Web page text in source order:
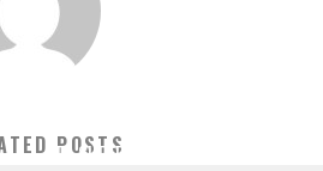
POSTS
ET SUPER GODT SORTIMENT NU